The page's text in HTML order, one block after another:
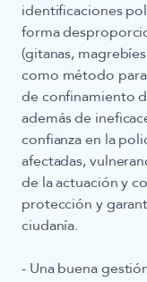
identificaciones
forma
(gitanas,
como método
de confinamiento
además de
confianza en la
afectadas,
de la actuación y
protección y
ciudanía.
- Una buena